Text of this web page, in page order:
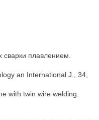
плавлением.
an International J., 34,
with twin wire welding.